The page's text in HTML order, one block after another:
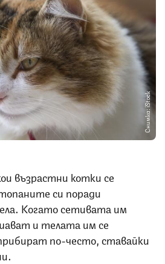
Снимка: iStock
възрастни котки се
си поради
Когато сетивата им
и телата им се
по-често, ставайки